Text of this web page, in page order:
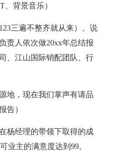
背景音乐）
三遍不整齐就从来）。说
责人依次做20xx年总结报
、江山国际销配团队、行
地，现在我们掌声有请品
告）
杨经理的带领下取得的成
业主的满意度达到99。